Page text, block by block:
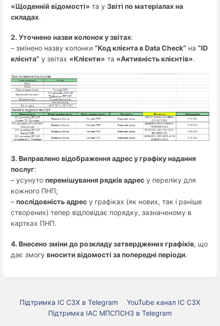
«Щоденній відомості» та у Звіті по матеріалах на
складах.
2. Уточнено назви колонок у звітах:
– змінено назву колонки “Код клієнта в Data Check” на “ID
клієнта” у звітах «Клієнти» та «Активність клієнтів».
3. Виправлено відображення адрес у графіку надання
послуг:
– усунуто перемішування рядків адрес у переліку для
кожного ПНП;
– послідовність адрес у графіках (як нових, так і раніше
створених) тепер відповідає порядку, зазначеному в
картках ПНП.
4. Внесено зміни до розкладу затверджених графіків, що
дає змогу вносити відомості за попередні періоди.
Підтримка ІС СЗХ в Telegram
YouTube канал ІС СЗХ
Підтримка ІАС МПСПСНЗ в Telegram